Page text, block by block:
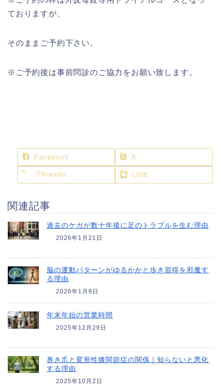
ておりますが、
そのままご予約下さい。
※ご予約後は事前問診のご協力をお願い致します。
Facebook X
Threads LINE
関連記事
過去のケガが数十年後に足のトラブルを生む理由
2026年1月21日
脳の運動パターンがゆるかかと歩き習得を邪魔す
る理由
2026年1月9日
年末年始の営業時間
2025年12月29日
巻き爪と変形性膝関節症の関係｜知らないと悪化
する理由
2025年10月2日